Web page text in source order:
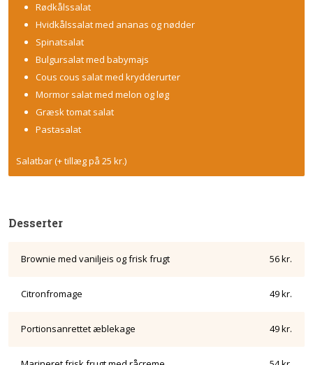
Rødkålssalat
Hvidkålssalat med ananas og nødder
Spinatsalat
Bulgursalat med babymajs
Cous cous salat med krydderurter
Mormor salat med melon og løg
Græsk tomat salat
Pastasalat
Salatbar (+ tillæg på 25 kr.)
Desserter
Brownie med vaniljeis og frisk frugt 56 kr.
Citronfromage 49 kr.
Portionsanrettet æblekage 49 kr.